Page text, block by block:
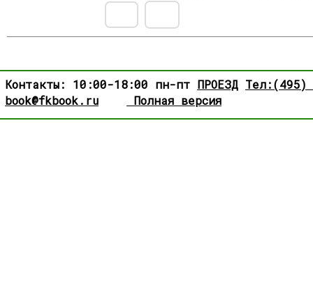
Контакты: 10:00-18:00 пн-пт ПРОЕЗД Тел:(495)
book@fkbook.ru
Полная версия